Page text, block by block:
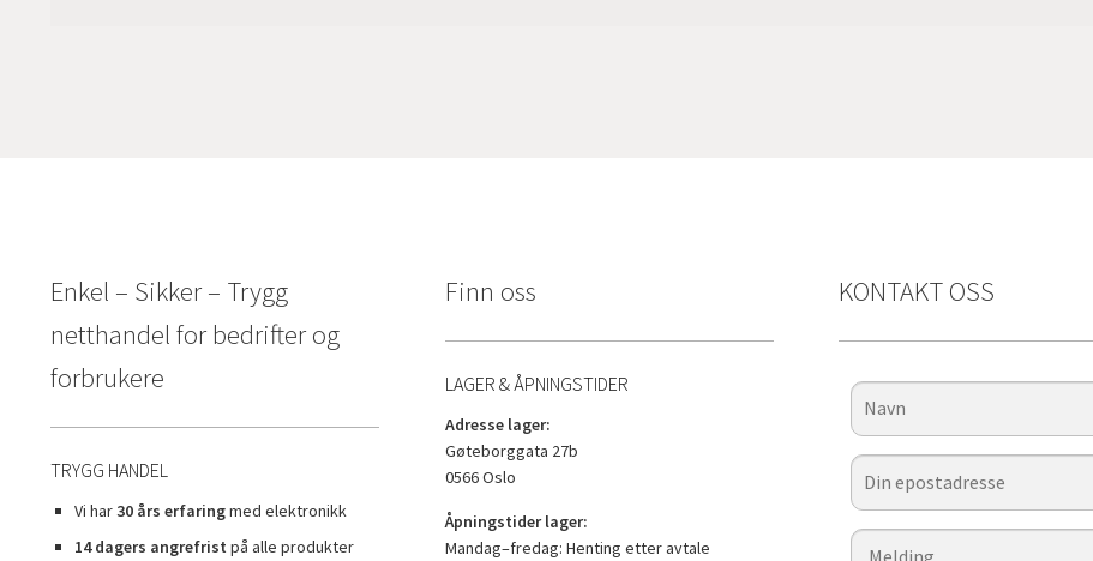
Enkel – Sikker – Trygg
netthandel for bedrifter og
forbrukere
TRYGG HANDEL
Vi har30 års erfaringmed elektronikk
14 dagers angrefrist på alle produkter
Finn oss
LAGER & ÅPNINGSTIDER
Adresse lager:
Gøteborggata 27b
0566 Oslo
Åpningstider lager:
Mandag–fredag: Henting etter avtale
KONTAKT OSS